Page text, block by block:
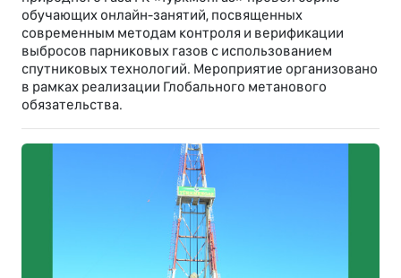
обучающих онлайн-занятий, посвященных
современным методам контроля и верификации
выбросов парниковых газов с использованием
спутниковых технологий. Мероприятие организовано
в рамках реализации Глобального метанового
обязательства.